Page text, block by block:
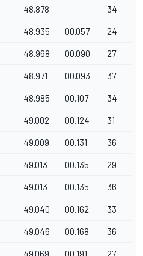
48.878 34
48.935 00.057 24
48.968 00.090 27
48.971 00.093 37
48.985 00.107 34
49.002 00.124 31
49.009 00.131 36
49.013 00.135 29
49.013 00.135 36
49.040 00.162 33
49.046 00.168 36
49.069 00.191 27